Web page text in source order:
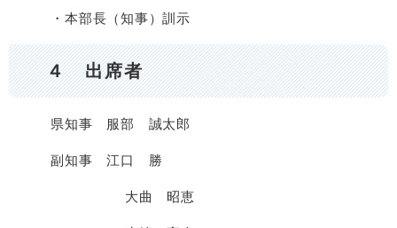
・本部長（知事）訓示​
４ 出席者
県知事 服部 誠太郎
副知事 江口 勝
大曲 昭恵